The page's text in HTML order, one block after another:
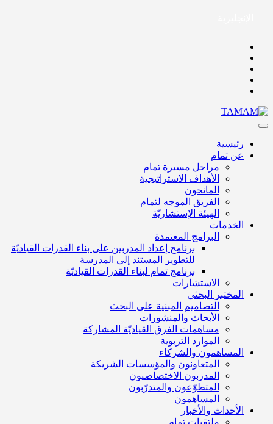
رئيسية
عن تمام
مراحل مسيرة تمام
الأهداف الاستراتيجية
المانحون
الفريق الموجه لتمام
الهيئة الإستشاريّة
الخدمات
البرامج المعتمدة
برنامج إعداد المدربين على بناء القدرات القياديّة
للتطوير المستند إلى المدرسة
برنامج تمام لبناء القدرات القياديّة
الاستشارات
المختبر البحثي
التصاميم المبنية على البحث
الأبحاث والمنشورات
مساهمات الفرق القياديّة المشاركة
الموارد التربوية
المساهمون والشركاء
المتعاونون والمؤسسات الشريكة
المدربون الاختصاصيون
المتطوّعون والمتدرّبون
المساهمون
الأحداث والأخبار